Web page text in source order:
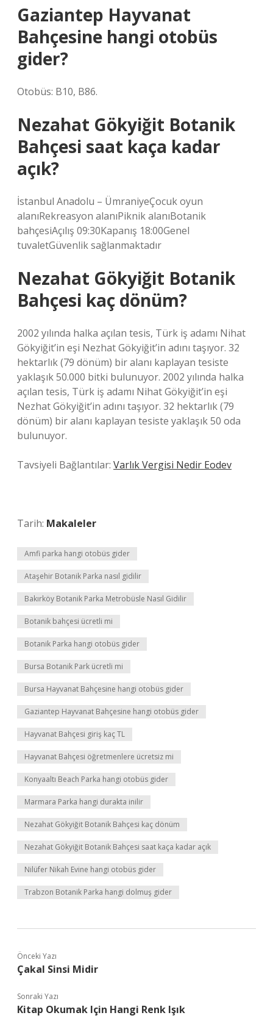
Gaziantep Hayvanat
Bahçesine hangi otobüs
gider?
Otobüs: B10, B86.
Nezahat Gökyiğit Botanik
Bahçesi saat kaça kadar
açık?
İstanbul Anadolu – ÜmraniyeÇocuk oyun
alanıRekreasyon alanıPiknik alanıBotanik
bahçesiAçılış 09:30Kapanış 18:00Genel
tuvaletGüvenlik sağlanmaktadır
Nezahat Gökyiğit Botanik
Bahçesi kaç dönüm?
2002 yılında halka açılan tesis, Türk iş adamı Nihat
Gökyiğit’in eşi Nezhat Gökyiğit’in adını taşıyor. 32
hektarlık (79 dönüm) bir alanı kaplayan tesiste
yaklaşık 50.000 bitki bulunuyor. 2002 yılında halka
açılan tesis, Türk iş adamı Nihat Gökyiğit’in eşi
Nezhat Gökyiğit’in adını taşıyor. 32 hektarlık (79
dönüm) bir alanı kaplayan tesiste yaklaşık 50 oda
bulunuyor.
Tavsiyeli Bağlantılar: Varlık Vergisi Nedir Eodev
Tarih: Makaleler
Amfi parka hangi otobüs gider
Ataşehir Botanik Parka nasıl gidilir
Bakırköy Botanik Parka Metrobüsle Nasıl Gidilir
Botanik bahçesi ücretli mi
Botanik Parka hangi otobüs gider
Bursa Botanik Park ücretli mi
Bursa Hayvanat Bahçesine hangi otobüs gider
Gaziantep Hayvanat Bahçesine hangi otobüs gider
Hayvanat Bahçesi giriş kaç TL
Hayvanat Bahçesi öğretmenlere ücretsiz mi
Konyaaltı Beach Parka hangi otobüs gider
Marmara Parka hangi durakta inilir
Nezahat Gökyiğit Botanik Bahçesi kaç dönüm
Nezahat Gökyiğit Botanik Bahçesi saat kaça kadar açık
Nilüfer Nikah Evine hangi otobüs gider
Trabzon Botanik Parka hangi dolmuş gider
Önceki Yazı
Çakal Sinsi Midir
Sonraki Yazı
Kitap Okumak Için Hangi Renk Işık